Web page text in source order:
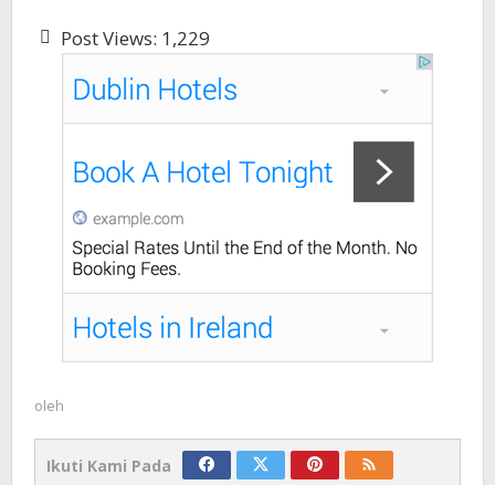
Post Views: 1,229
oleh
Ikuti Kami Pada